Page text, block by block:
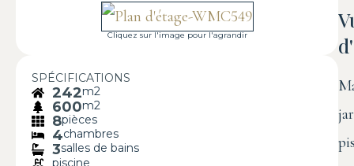
Cliquez sur l'image pour l'agrandir
SPÉCIFICATIONS
242m2
600m2
8pièces
4chambres
3salles de bains
piscine